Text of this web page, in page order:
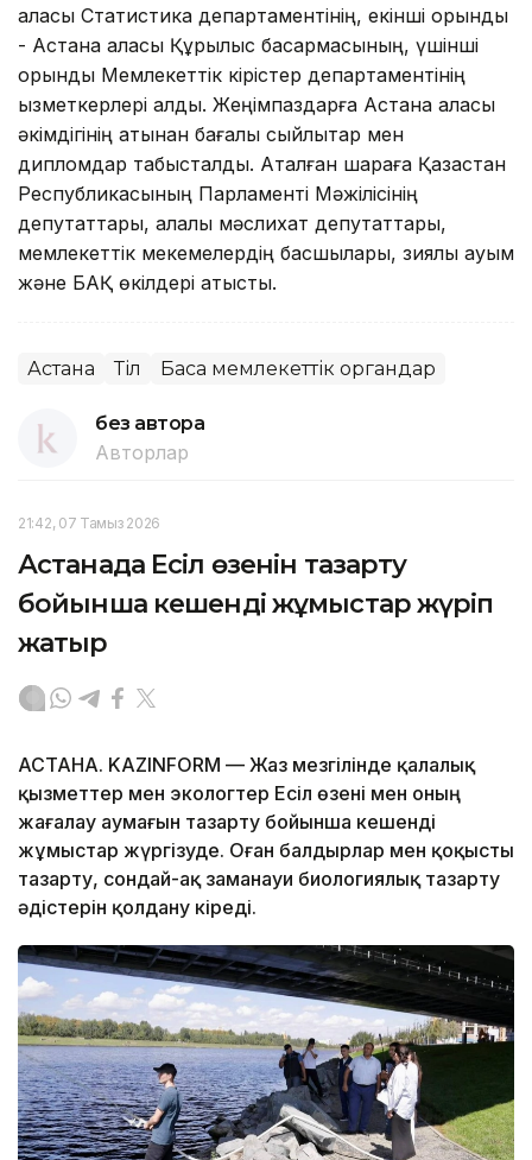
қаласы Статистика департаментінің, екінші орынды
- Астана қаласы Құрылыс басқармасының, үшінші
орынды Мемлекеттік кірістер департаментінің
қызметкерлері алды. Жеңімпаздарға Астана қаласы
әкімдігінің атынан бағалы сыйлықтар мен
дипломдар табысталды. Аталған шараға Қазақстан
Республикасының Парламенті Мәжілісінің
депутаттары, қалалық мәслихат депутаттары,
мемлекеттік мекемелердің басшылары, зиялы қауым
және БАҚ өкілдері қатысты.
Астана Тіл Басқа мемлекеттік органдар
без автора
Авторлар
21:42, 07 Тамыз 2026
Астанада Есіл өзенін тазарту
бойынша кешенді жұмыстар жүріп
жатыр
АСТАНА. KAZINFORM — Жаз мезгілінде қалалық
қызметтер мен экологтер Есіл өзені мен оның
жағалау аумағын тазарту бойынша кешенді
жұмыстар жүргізуде. Оған балдырлар мен қоқысты
тазарту, сондай-ақ заманауи биологиялық тазарту
әдістерін қолдану кіреді.